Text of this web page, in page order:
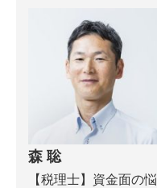
森 聡
【税理士】資金面の悩